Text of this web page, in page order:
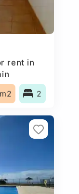
rent in
2